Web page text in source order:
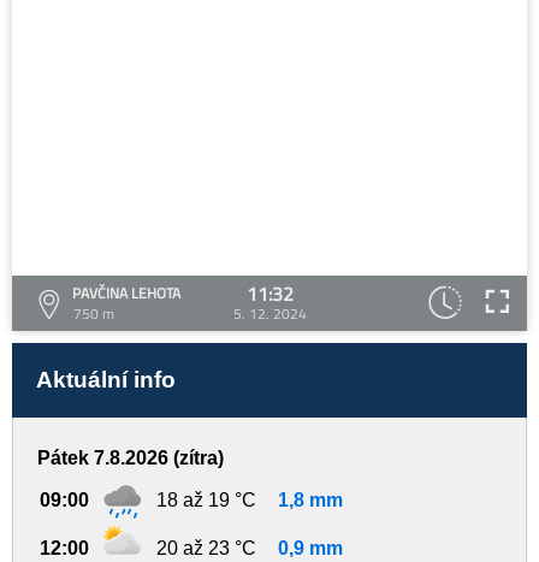
PAVČINA LEHOTA
750 m
11:32
5. 12. 2024
Aktuální info
Pátek 7.8.2026 (zítra)
09:00 18 až 19 °C 1,8 mm
12:00 20 až 23 °C 0,9 mm